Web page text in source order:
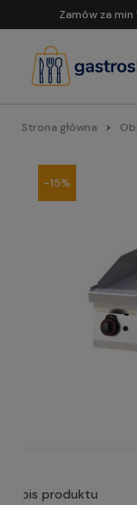
Zamów za
Strona główna
-15%
Opis produktu